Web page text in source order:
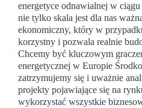
energetyce odnawialnej w
nie tylko skala jest dla nas
ekonomiczny, który w
korzystny i pozwala realnie
Chcemy być kluczowym
energetycznej w Europie
zatrzymujemy się i uważnie
projekty pojawiające się na
wykorzystać wszystkie